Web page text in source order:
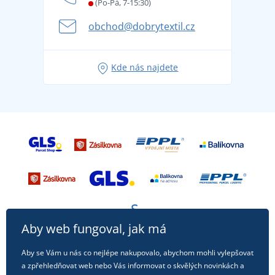
se na dovolenou bez starostí
(Po-Pá, 7-15:30)
obchod@dobrytextil.cz
Kde nás najdete
Aby web fungoval, jak má
Aby se Vám u nás co nejlépe nakupovalo, abychom mohli vylepšovat
a zpřehledňovat web nebo Vás informovat o skvělých novinkách a